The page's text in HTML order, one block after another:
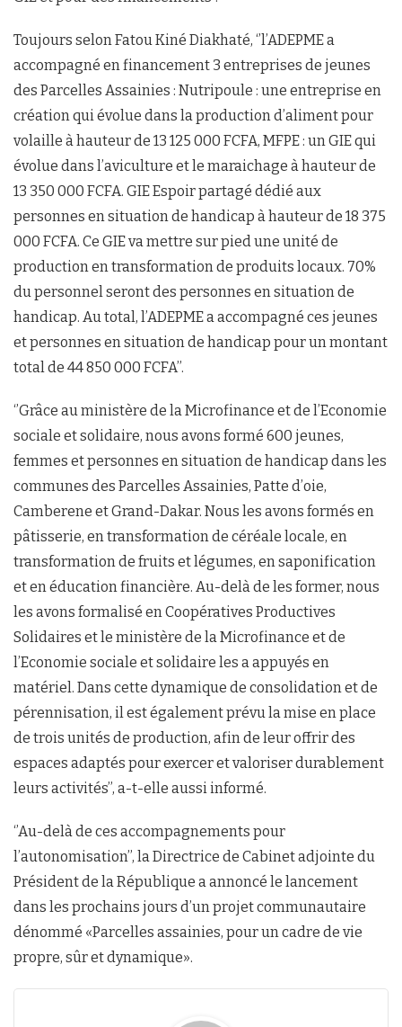
Toujours selon Fatou Kiné Diakhaté, ‘’l’ADEPME a
accompagné en financement 3 entreprises de jeunes
des Parcelles Assainies : Nutripoule : une entreprise en
création qui évolue dans la production d’aliment pour
volaille à hauteur de 13 125 000 FCFA, MFPE : un GIE qui
évolue dans l’aviculture et le maraichage à hauteur de
13 350 000 FCFA. GIE Espoir partagé dédié aux
personnes en situation de handicap à hauteur de 18 375
000 FCFA. Ce GIE va mettre sur pied une unité de
production en transformation de produits locaux. 70%
du personnel seront des personnes en situation de
handicap. Au total, l’ADEPME a accompagné ces jeunes
et personnes en situation de handicap pour un montant
total de 44 850 000 FCFA’’.
‘’Grâce au ministère de la Microfinance et de l’Economie
sociale et solidaire, nous avons formé 600 jeunes,
femmes et personnes en situation de handicap dans les
communes des Parcelles Assainies, Patte d’oie,
Camberene et Grand-Dakar. Nous les avons formés en
pâtisserie, en transformation de céréale locale, en
transformation de fruits et légumes, en saponification
et en éducation financière. Au-delà de les former, nous
les avons formalisé en Coopératives Productives
Solidaires et le ministère de la Microfinance et de
l’Economie sociale et solidaire les a appuyés en
matériel. Dans cette dynamique de consolidation et de
pérennisation, il est également prévu la mise en place
de trois unités de production, afin de leur offrir des
espaces adaptés pour exercer et valoriser durablement
leurs activités’’, a-t-elle aussi informé.
‘’Au-delà de ces accompagnements pour
l’autonomisation’’, la Directrice de Cabinet adjointe du
Président de la République a annoncé le lancement
dans les prochains jours d’un projet communautaire
dénommé «Parcelles assainies, pour un cadre de vie
propre, sûr et dynamique».